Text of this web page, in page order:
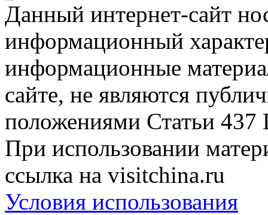
Данный интернет-сайт
информационный
информационные
сайте, не являются
положениями Статьи 437
При использовании
ссылка на visitchina.ru
Условия использования